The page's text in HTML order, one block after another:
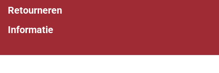
Retourneren
Informatie